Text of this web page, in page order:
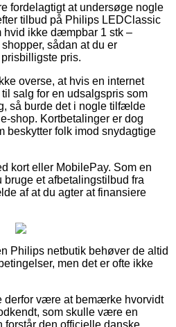
fordelagtigt at undersøge nogle
tilbud på Philips LEDClassic
hvid ikke dæmpbar 1 stk –
sådan at du er
pris.
overse, at hvis en internet
salg for en udsalgspris som
så burde det i nogle tilfælde
shop. Kortbetalinger er dog
beskytter folk imod snydagtige
kort eller MobilePay. Som en
et afbetalingstilbud fra
af at du agter at finansiere
Philips netbutik behøver de altid
men det er ofte ikke
derfor være at bemærke hvorvidt
som skulle være en
forstår den officielle danske